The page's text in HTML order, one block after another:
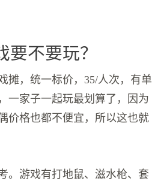
不要玩？
摊，统一标价，35/人次，有单
一家子一起玩最划算了，因为
价格也都不便宜，所以这也就
。游戏有打地鼠、滋水枪、套